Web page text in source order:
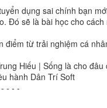
dụng sai chính bạn
Đó sẽ là bài học cho
điểm từ trải nghiệm cá
Hiếu | Sống là cho
hành Dân Trí Soft
- - -